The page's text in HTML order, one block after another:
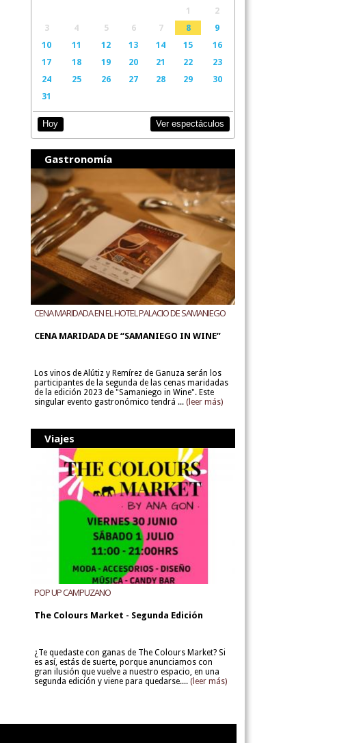
1
2
3
4 5 6 7 8
9
10
11 12 13 14 15
16
17
18 19 20 21 22
23
24
25 26 27 28 29
30
31
Hoy Ver espectáculos
Gastronomía
CENA MARIDADA EN EL HOTEL PALACIO DE SAMANIEGO
CENA MARIDADA DE “SAMANIEGO IN WINE”
Los vinos de Alútiz y Remírez de Ganuza serán los
participantes de la segunda de las cenas maridadas
de la edición 2023 de "Samaniego in Wine". Este
singular evento gastronómico tendrá ... (leer más)
Viajes
POP UP CAMPUZANO
The Colours Market - Segunda Edición
¿Te quedaste con ganas de The Colours Market? Si
es así, estás de suerte, porque anunciamos con
gran ilusión que vuelve a nuestro espacio, en una
segunda edición y viene para quedarse.... (leer más)